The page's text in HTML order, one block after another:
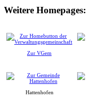
Weitere Homepages:
Zur VGem
Hattenhofen